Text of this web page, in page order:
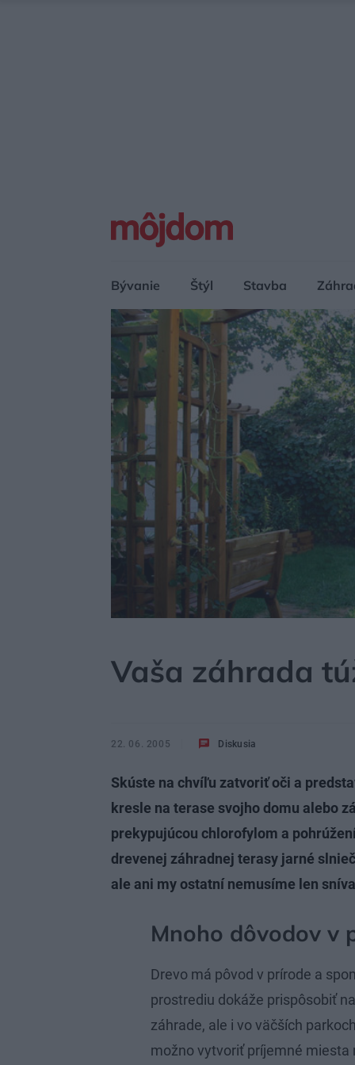
Bývanie Štýl Stavba
Vaša záhrada
22. 06. 2005 Diskusia
Skúste na chvíľu zatvoriť oči a
kresle na terase svojho domu alebo
prekypujúcou chlorofylom a
drevenej záhradnej terasy jarné
ale ani my ostatní nemusíme len
Mnoho dôvodov v
Drevo má pôvod v prírode a
prostrediu dokáže prispôsobiť
záhrade, ale i vo väčších
možno vytvoriť príjemné miesta